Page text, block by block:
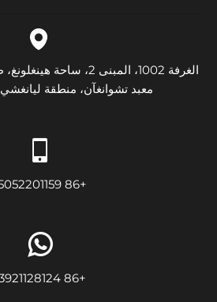
معبد تشوانغآن، منطقة
+86 15052201159
+86 13921128124